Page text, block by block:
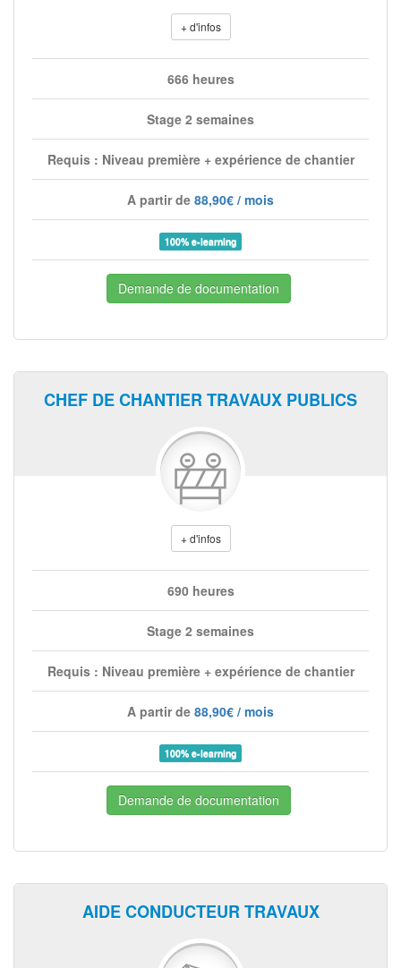
+ d'infos
666 heures
Stage 2 semaines
Requis : Niveau première + expérience de chantier
A partir de 88,90€ / mois
100% e-learning
Demande de documentation
CHEF DE CHANTIER TRAVAUX PUBLICS
+ d'infos
690 heures
Stage 2 semaines
Requis : Niveau première + expérience de chantier
A partir de 88,90€ / mois
100% e-learning
Demande de documentation
AIDE CONDUCTEUR TRAVAUX